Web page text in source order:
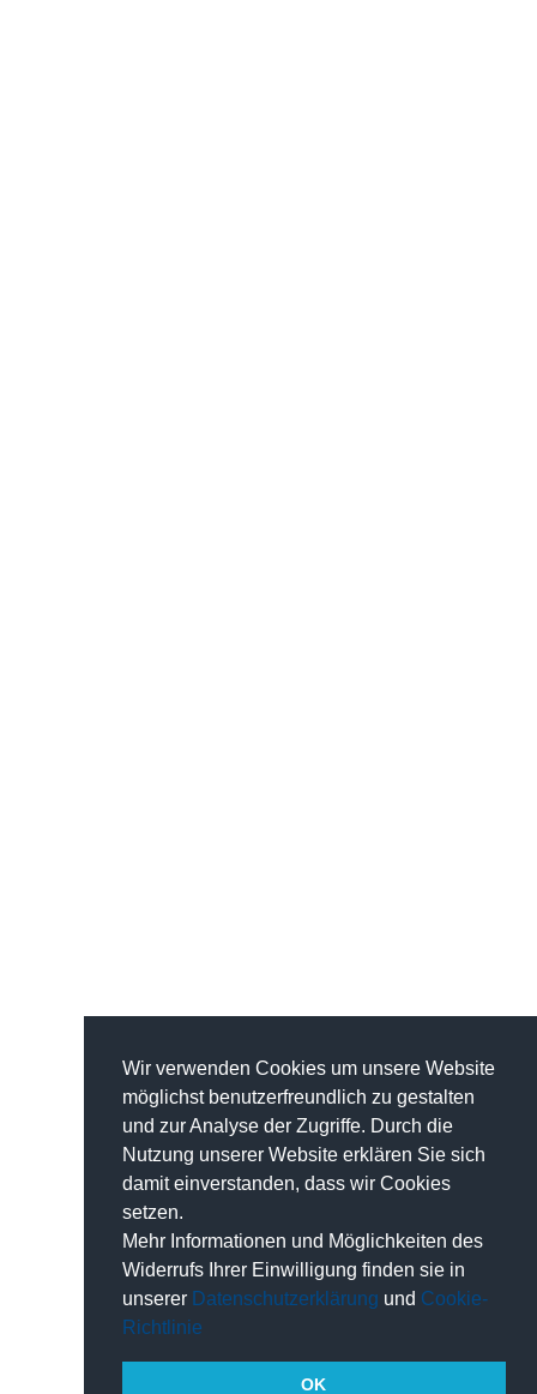
Wir verwenden Cookies um unsere Website
möglichst benutzerfreundlich zu gestalten
und zur Analyse der Zugriffe. Durch die
Nutzung unserer Website erklären Sie sich
damit einverstanden, dass wir Cookies
setzen.
Mehr Informationen und Möglichkeiten des
Widerrufs Ihrer Einwilligung finden sie in
unserer Datenschutzerklärung und Cookie-
Richtlinie
OK